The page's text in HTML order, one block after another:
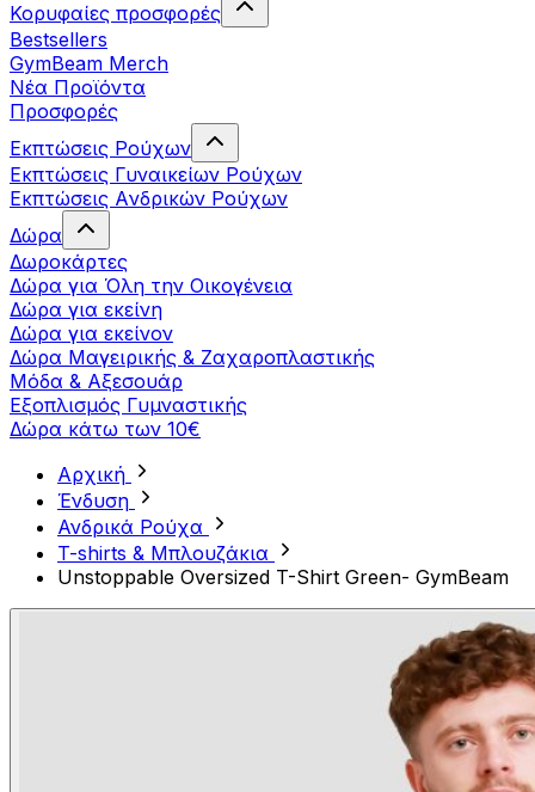
Κορυφαίες προσφορές
Bestsellers
GymBeam Merch
Νέα Προϊόντα
Προσφορές
Εκπτώσεις Ρούχων
Εκπτώσεις Γυναικείων Ρούχων
Εκπτώσεις Aνδρικών Ρούχων
Δώρα
Δωροκάρτες
Δώρα για Όλη την Οικογένεια
Δώρα για εκείνη
Δώρα για εκείνον
Δώρα Μαγειρικής & Ζαχαροπλαστικής
Μόδα & Αξεσουάρ
Εξοπλισμός Γυμναστικής
Δώρα κάτω των 10€
Αρχική
Ένδυση
Ανδρικά Ρούχα
T-shirts & Μπλουζάκια
Unstoppable Oversized T-Shirt Green- GymBeam